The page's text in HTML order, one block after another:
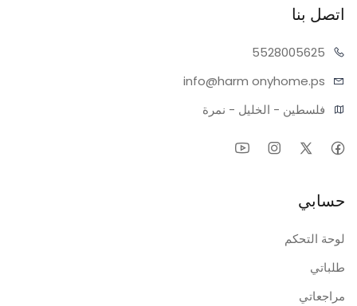
اتصل بنا
05625
55280
info@harm onyhome.ps
فلسطين - الخليل - نمرة
حسابي
لوحة التحكم
طلباتي
مراجعاتي